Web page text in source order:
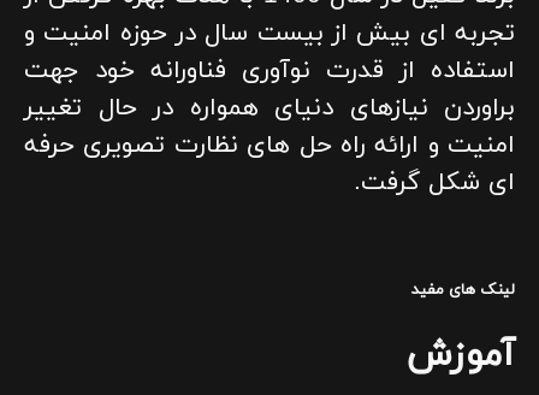
تجربه ای بیش از بیست سال در حوزه امنیت و
استفاده از قدرت نوآوری فناورانه خود جهت
براوردن نیازهای دنیای همواره در حال تغییر
امنیت و ارائه راه حل های نظارت تصویری حرفه
ای شکل گرفت.
لینک های مفید
آموزش